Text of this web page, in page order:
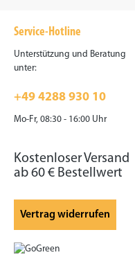
Service-Hotline
Unterstützung und Beratung
unter:
+49 4288 930 10
Mo-Fr, 08:30 - 16:00 Uhr
Kostenloser Versand
ab 60 € Bestellwert
Vertrag widerrufen